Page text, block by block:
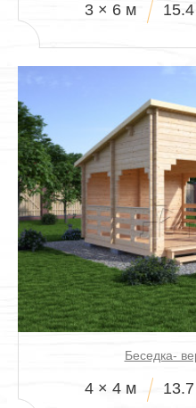
3 × 6 м
Беседка-
4 × 4 м